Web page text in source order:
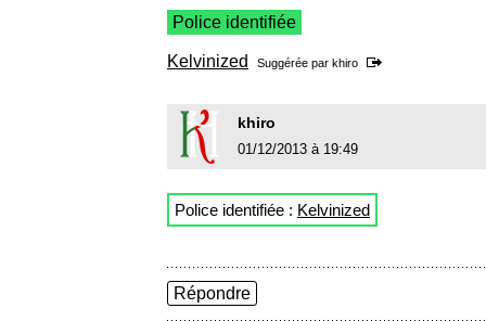
Police identifiée
Kelvinized Suggérée par khiro
khiro
01/12/2013 à 19:49
Police identifiée : Kelvinized
Répondre